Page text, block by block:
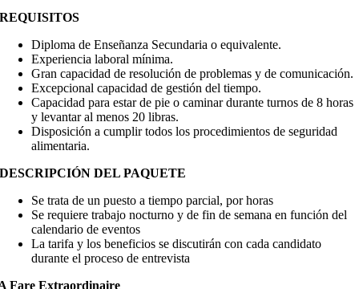
REQUISITOS
Diploma de Enseñanza Secundaria o equivalente.
Experiencia laboral mínima.
Gran capacidad de resolución de problemas y de comunicación.
Excepcional capacidad de gestión del tiempo.
Capacidad para estar de pie o caminar durante turnos de 8 horas
y levantar al menos 20 libras.
Disposición a cumplir todos los procedimientos de seguridad
alimentaria.
DESCRIPCIÓN DEL PAQUETE
Se trata de un puesto a tiempo parcial, por horas
Se requiere trabajo nocturno y de fin de semana en función del
calendario de eventos
La tarifa y los beneficios se discutirán con cada candidato
durante el proceso de entrevista
Fare Extraordinaire